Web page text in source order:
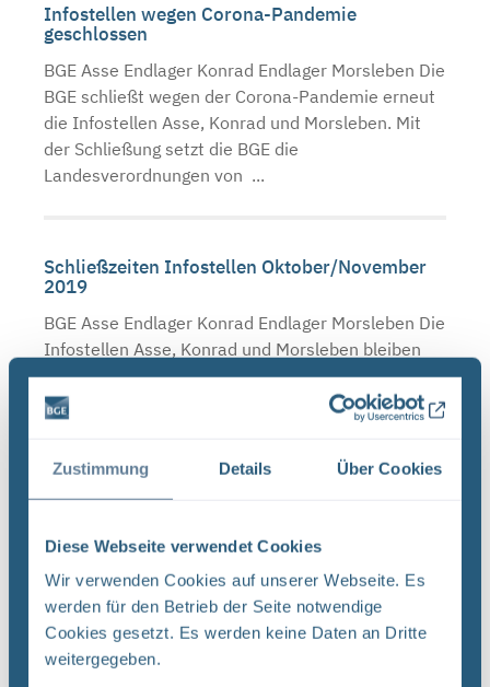
Zustimmung Details Über Cookies
Diese Webseite verwendet Cookies
Wir verwenden Cookies auf unserer Webseite. Es
werden für den Betrieb der Seite notwendige
Cookies gesetzt. Es werden keine Daten an Dritte
weitergegeben.
Infostellen wegen Corona-Pandemie
geschlossen
BGE Asse Endlager Konrad Endlager Morsleben Die
BGE schließt wegen der Corona-Pandemie erneut
die Infostellen Asse, Konrad und Morsleben. Mit
der Schließung setzt die BGE die
Landesverordnungen von ...
Schließzeiten Infostellen Oktober/November
2019
BGE Asse Endlager Konrad Endlager Morsleben Die
Infostellen Asse, Konrad und Morsleben bleiben
am Mittwoch, den 23. Oktober 2019 aufgrund
einer internen Veranstaltung geschlossen. Auch
am Donnerstag, ...
BGE Endlager Konrad Endlager Morsleben
Endlagersuche Asse Zwischen der Stasi-
Unterlagenbehörde und dem Bundesamt für
Strahlenschutz (BfS) hat die Bundesgesellschaft
für Endlagerung (BGE) zwei Tage ...